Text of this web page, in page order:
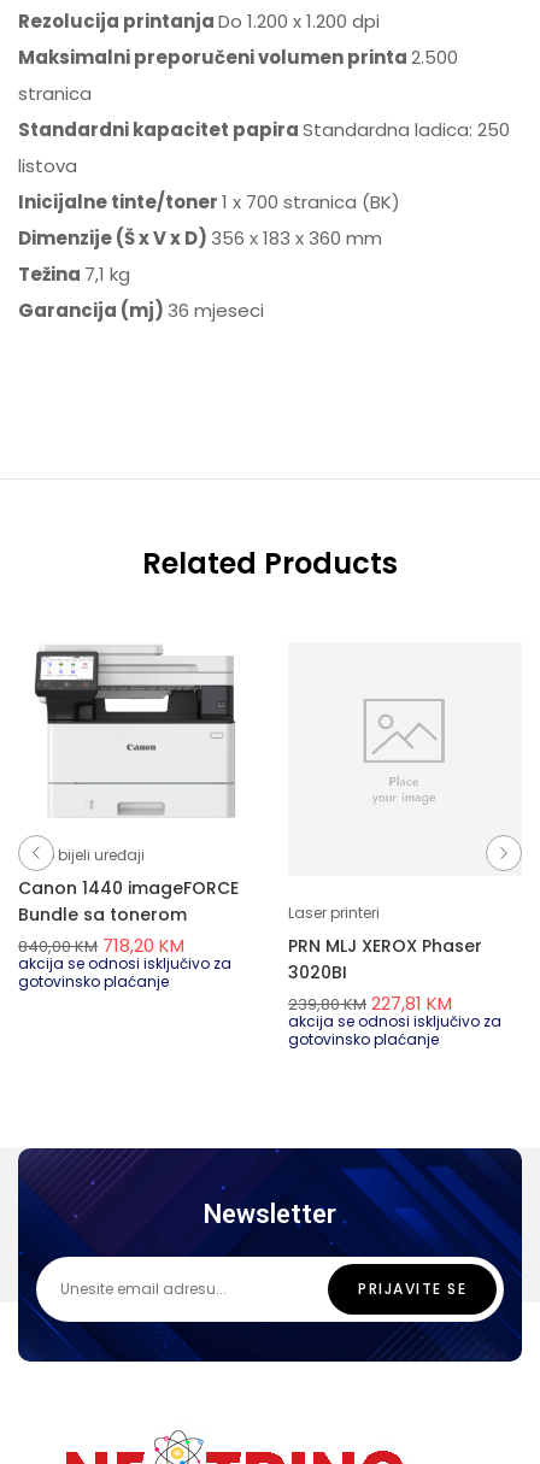
Rezolucija printanjaDo 1.200 x 1.200 dpi
Maksimalni preporučeni volumen printa2.500
stranica
Standardni kapacitet papiraStandardna ladica: 250
listova
Inicijalne tinte/toner1 x 700 stranica (BK)
Dimenzije (Š x V x D)356 x 183 x 360 mm
Težina 7,1 kg
Garancija (mj)36 mjeseci
Related Products
Crno bijeli uređaji
Canon 1440 imageFORCE
Bundle sa tonerom
840,00KM 718,20 KM
akcija se odnosi isključivo za
gotovinsko plaćanje
Laser printeri
PRN MLJ XEROX Phaser
3020BI
239,80KM 227,81 KM
akcija se odnosi isključivo za
gotovinsko plaćanje
Newsletter